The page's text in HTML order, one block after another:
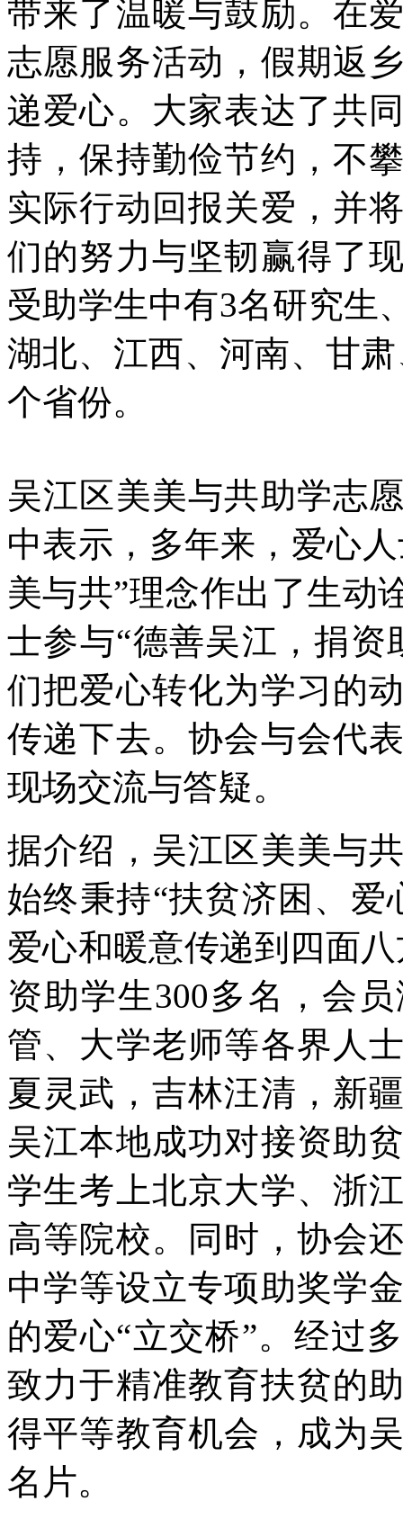
带来了温暖与鼓励。在
志愿服务活动，假期返
递爱心。大家表达了共
持，保持勤俭节约，不
实际行动回报关爱，并
们的努力与坚韧赢得了
受助学生中有3名研究生
湖北、江西、河南、甘
个省份。
吴江区美美与共助学志
中表示，多年来，爱心
美与共”理念作出了生动
士参与“德善吴江，捐
们把爱心转化为学习的
传递下去。协会与会代
现场交流与答疑。
据介绍，吴江区美美与
始终秉持“扶贫济困、
爱心和暖意传递到四面
资助学生300多名，会
管、大学老师等各界人
夏灵武，吉林汪清，新
吴江本地成功对接资助
学生考上北京大学、浙
高等院校。同时，协会
中学等设立专项助奖学
的爱心“立交桥”。经过
致力于精准教育扶贫的
得平等教育机会，成为
名片。